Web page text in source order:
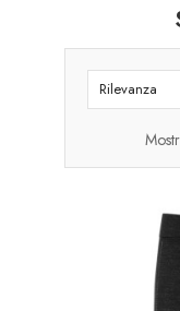
Rilevanza